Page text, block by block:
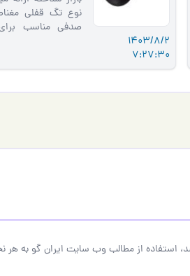
1403/8/2
7:27:30
نوع تگ قفلی
صدفی مناسب
استفاده از مطالب وب سایت ایران گو به